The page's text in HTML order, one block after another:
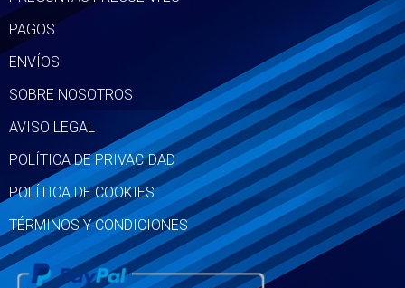
PAGOS
ENVÍOS
SOBRE NOSOTROS
AVISO LEGAL
POLÍTICA DE PRIVACIDAD
POLÍTICA DE COOKIES
TÉRMINOS Y CONDICIONES